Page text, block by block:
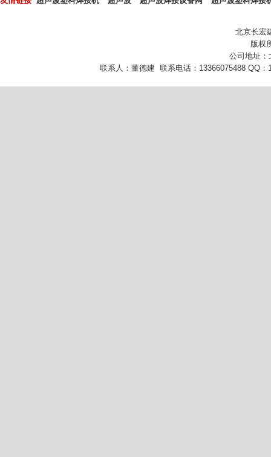
北京长宏
版权
公司地址：
联系人：董德建 联系电话：13366075488 QQ：